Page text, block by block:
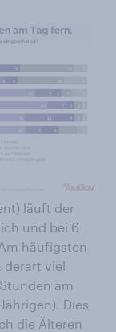
läuft der
und bei 6
häufigsten
derart viel
am
Dies
die Älteren